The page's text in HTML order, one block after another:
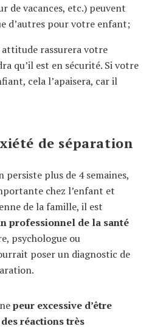
de vacances, etc.) peuvent
d’autres pour votre enfant;
rassurera votre
qu’il est en sécurité. Si votre
cela l’apaisera, car il
de séparation
persiste plus de 4 semaines,
chez l’enfant et
de la famille, il est
professionnel de la santé
psychologue ou
poser un diagnostic de
peur excessive d’être
réactions très